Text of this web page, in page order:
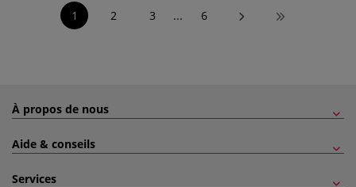
1 2 3 ... 6
À propos de nous
Aide & conseils
Services